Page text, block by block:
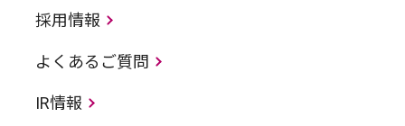
採用情報
よくあるご質問
IR情報